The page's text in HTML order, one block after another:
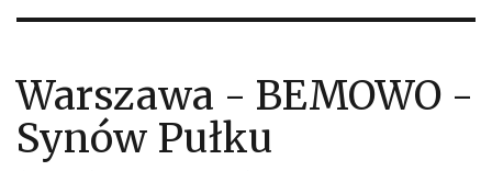
Warszawa - BEMOWO -
Synów Pułku